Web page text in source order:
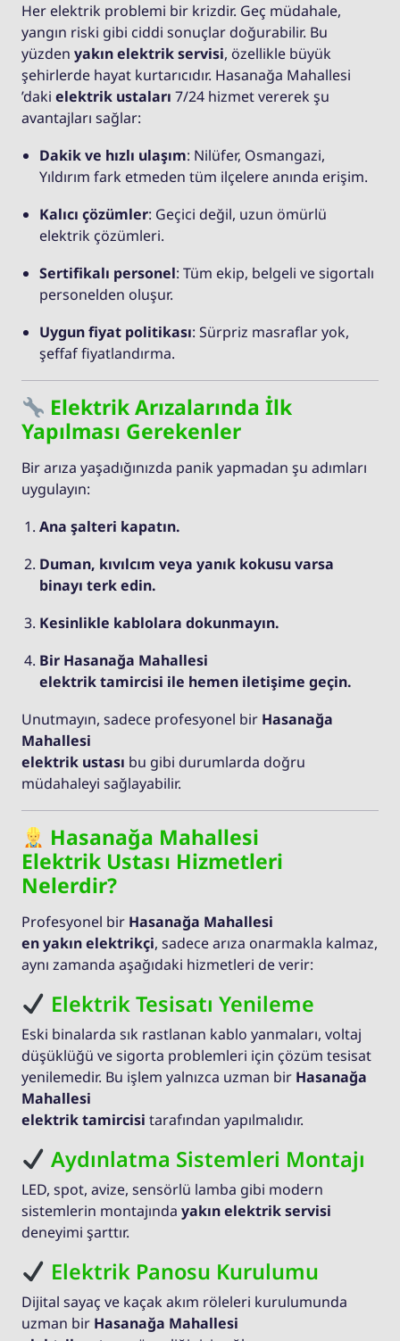
Her elektrik problemi bir krizdir. Geç müdahale,
yangın riski gibi ciddi sonuçlar doğurabilir. Bu
yüzden yakın elektrik servisi, özellikle büyük
şehirlerde hayat kurtarıcıdır. Hasanağa Mahallesi
’daki elektrik ustaları 7/24 hizmet vererek şu
avantajları sağlar:
Dakik ve hızlı ulaşım: Nilüfer, Osmangazi,
Yıldırım fark etmeden tüm ilçelere anında erişim.
Kalıcı çözümler: Geçici değil, uzun ömürlü
elektrik çözümleri.
Sertifikalı personel: Tüm ekip, belgeli ve sigortalı
personelden oluşur.
Uygun fiyat politikası: Sürpriz masraflar yok,
şeffaf fiyatlandırma.
Elektrik Arızalarında İlk
Yapılması Gerekenler
Bir arıza yaşadığınızda panik yapmadan şu adımları
uygulayın:
Ana şalteri kapatın.
Duman, kıvılcım veya yanık kokusu varsa
binayı terk edin.
Kesinlikle kablolara dokunmayın.
Bir Hasanağa Mahallesi
elektrik tamircisi ile hemen iletişime geçin.
Unutmayın, sadece profesyonel bir Hasanağa
Mahallesi
elektrik ustası bu gibi durumlarda doğru
müdahaleyi sağlayabilir.
Hasanağa Mahallesi
Elektrik Ustası Hizmetleri
Nelerdir?
Profesyonel bir Hasanağa Mahallesi
en yakın elektrikçi, sadece arıza onarmakla kalmaz,
aynı zamanda aşağıdaki hizmetleri de verir:
Elektrik Tesisatı Yenileme
Eski binalarda sık rastlanan kablo yanmaları, voltaj
düşüklüğü ve sigorta problemleri için çözüm tesisat
yenilemedir. Bu işlem yalnızca uzman bir Hasanağa
Mahallesi
elektrik tamircisi tarafından yapılmalıdır.
Aydınlatma Sistemleri Montajı
LED, spot, avize, sensörlü lamba gibi modern
sistemlerin montajında yakın elektrik servisi
deneyimi şarttır.
Elektrik Panosu Kurulumu
Dijital sayaç ve kaçak akım röleleri kurulumunda
uzman bir Hasanağa Mahallesi